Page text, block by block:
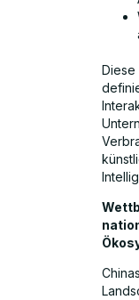
Diese